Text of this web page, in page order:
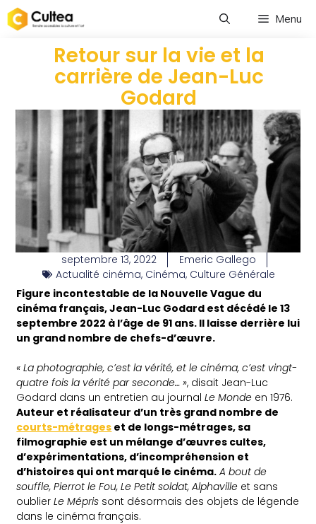
Menu
Retour sur la vie et la
carrière de Jean-Luc
Godard
septembre 13, 2022
Emeric Gallego
Actualité cinéma, Cinéma, Culture Générale
Figure incontestable de la Nouvelle Vague du
cinéma français, Jean-Luc Godard est décédé le 13
septembre 2022 à l’âge de 91 ans. Il laisse derrière lui
un grand nombre de chefs-d’œuvre.
« La photographie, c’est la vérité, et le cinéma, c’est vingt-
quatre fois la vérité par seconde… », disait Jean-Luc
Godard dans un entretien au journalLe Monde en 1976.
Auteur et réalisateur d’un très grand nombre de
courts-métrages et de longs-métrages, sa
filmographie est un mélange d’œuvres cultes,
d’expérimentations, d’incompréhension et
d’histoires qui ont marqué le cinéma. A bout de
souffle, Pierrot le Fou, Le Petit soldat, Alphaville et sans
oublierLe Mépris sont désormais des objets de légende
dans le cinéma français.